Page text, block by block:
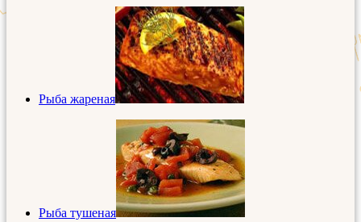
Рыба жареная
Рыба тушеная